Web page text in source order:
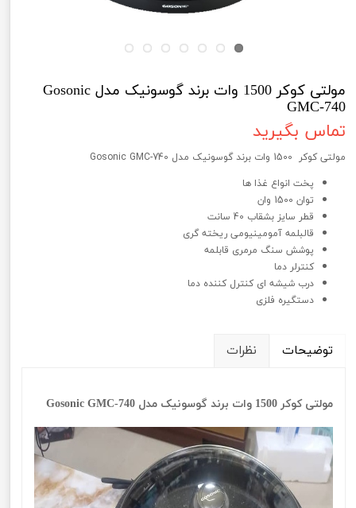
مولتی کوکر 1500 وات برند گوسونیک مدل Gosonic
GMC-740
تماس بگیرید
مولتی کوکر 1500 وات برند گوسونیک مدل Gosonic GMC-740
پخت انواع غذا ها
توان 1500 وان
قطر سایز بشقاب 40 سانت
قالبلمه آمومینیومی ریخته گری
پوشش سنگ مرمری قابلمه
کنترلر دما
درب شیشه ای کنترل کننده دما
دستگیره فلزی
توضیحات نظرات
مولتی کوکر 1500 وات برند گوسونیک مدل Gosonic GMC-740